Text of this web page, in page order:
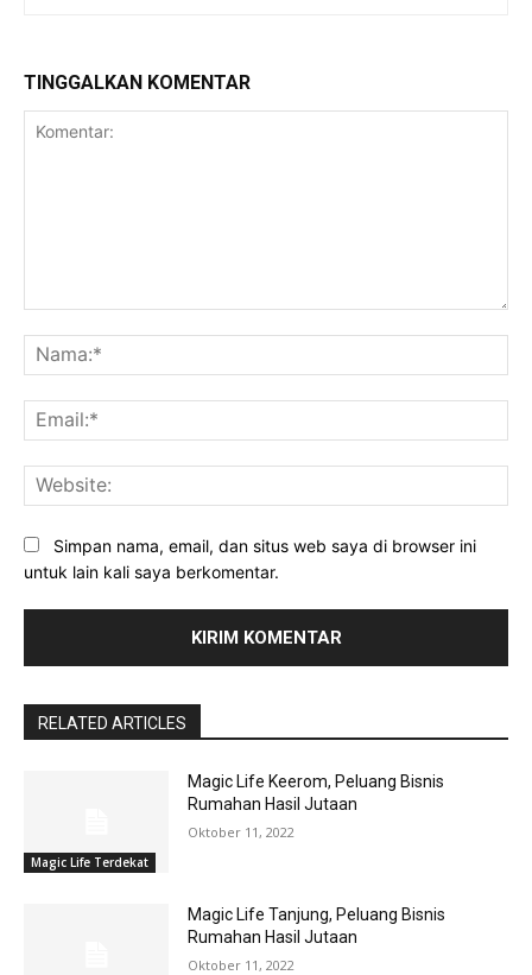
TINGGALKAN KOMENTAR
Simpan nama, email, dan situs web saya di browser ini
untuk lain kali saya berkomentar.
RELATED ARTICLES
Magic Life Terdekat
Magic Life Keerom, Peluang Bisnis
Rumahan Hasil Jutaan
Oktober 11, 2022
Magic Life Tanjung, Peluang Bisnis
Rumahan Hasil Jutaan
Oktober 11, 2022